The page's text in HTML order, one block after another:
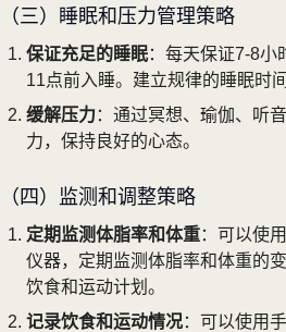
（三）睡眠和压力管理策略
保证充足的睡眠：每天保证7-8小
11点前入睡。建立规律的睡眠时
缓解压力：通过冥想、瑜伽、听
力，保持良好的心态。
（四）监测和调整策略
定期监测体脂率和体重：可以使
仪器，定期监测体脂率和体重的
饮食和运动计划。
记录饮食和运动情况：可以使用